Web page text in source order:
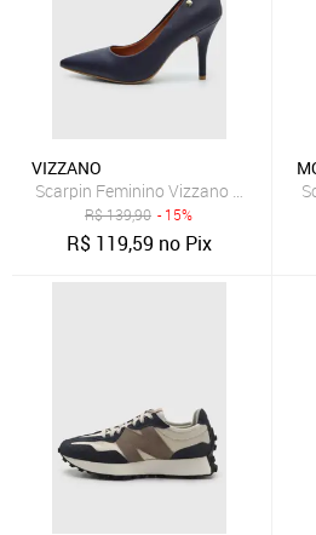
VIZZANO
Scarpin Feminino Vizzano Salto Fino
R$139,90 - 15%
R$ 119,59 no Pix